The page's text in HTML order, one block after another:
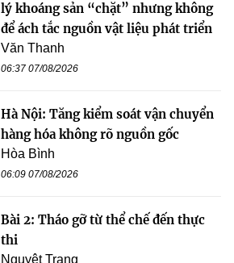
lý khoáng sản “chặt” nhưng không
để ách tắc nguồn vật liệu phát triển
Văn Thanh
06:37 07/08/2026
Hà Nội: Tăng kiểm soát vận chuyển
hàng hóa không rõ nguồn gốc
Hòa Bình
06:09 07/08/2026
Bài 2: Tháo gỡ từ thể chế đến thực
thi
Nguyệt Trang